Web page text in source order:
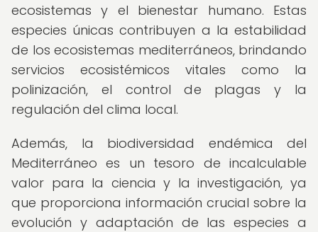
ecosistemas y el bienestar humano. Estas
especies únicas contribuyen a la estabilidad
de los ecosistemas mediterráneos, brindando
servicios ecosistémicos vitales como la
polinización, el control de plagas y la
regulación del clima local.
Además, la biodiversidad endémica del
Mediterráneo es un tesoro de incalculable
valor para la ciencia y la investigación, ya
que proporciona información crucial sobre la
evolución y adaptación de las especies a